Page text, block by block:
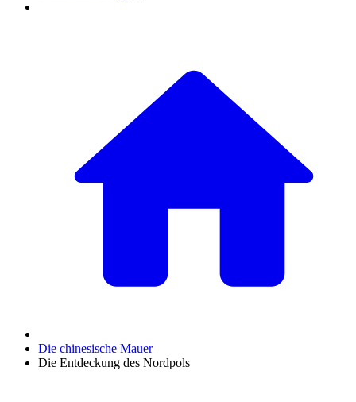
Die chinesische Mauer
Die Entdeckung des Nordpols